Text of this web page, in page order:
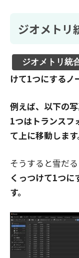
ジオメトリ
ジオメトリ統
けて1つにするノ
例えば、以下の
1つはトランスフ
て上に移動します
そうすると雪だ
くっつけて1つに
す。